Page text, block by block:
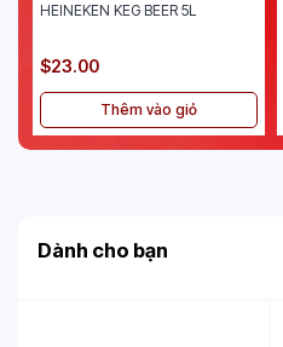
HEINEKEN KEG BEER 5L
$23.00
Thêm vào giỏ
Dành cho bạn